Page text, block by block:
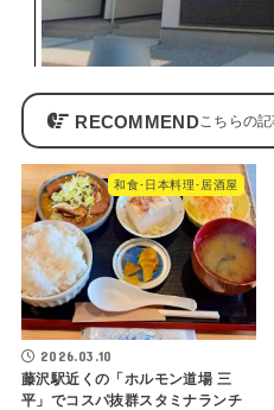
RECOMMEND
和食･日本料理･居酒屋
2026.03.10
藤沢駅近くの「ホルモン道場 三
平」でコスパ抜群スタミナランチ